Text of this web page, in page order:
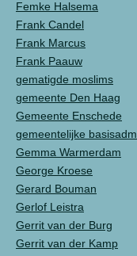
Femke Halsema
Frank Candel
Frank Marcus
Frank Paauw
gematigde moslims
gemeente Den Haag
Gemeente Enschede
gemeentelijke
Gemma Warmerdam
George Kroese
Gerard Bouman
Gerlof Leistra
Gerrit van der Burg
Gerrit van der Kamp